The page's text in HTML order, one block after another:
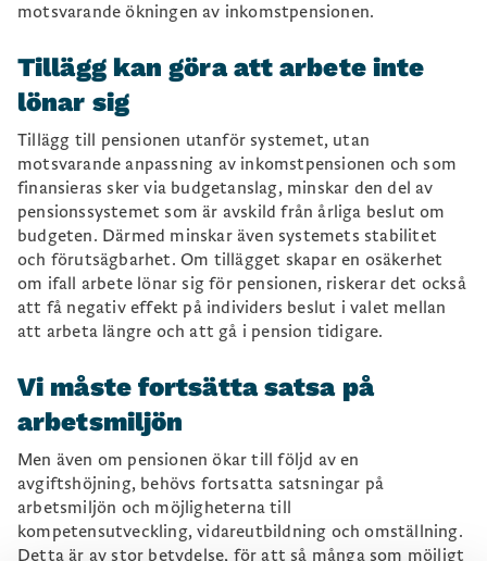
motsvarande ökningen av inkomstpensionen.
Tillägg kan göra att arbete inte
lönar sig
Tillägg till pensionen utanför systemet, utan
motsvarande anpassning av inkomstpensionen och som
finansieras sker via budgetanslag, minskar den del av
pensionssystemet som är avskild från årliga beslut om
budgeten. Därmed minskar även systemets stabilitet
och förutsägbarhet. Om tillägget skapar en osäkerhet
om ifall arbete lönar sig för pensionen, riskerar det också
att få negativ effekt på individers beslut i valet mellan
att arbeta längre och att gå i pension tidigare.
Vi måste fortsätta satsa på
arbetsmiljön
Men även om pensionen ökar till följd av en
avgiftshöjning, behövs fortsatta satsningar på
arbetsmiljön och möjligheterna till
kompetensutveckling, vidareutbildning och omställning.
Detta är av stor betydelse, för att så många som möjligt